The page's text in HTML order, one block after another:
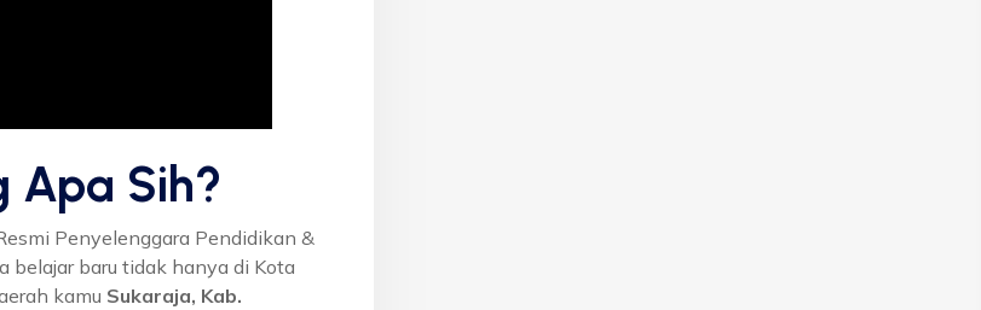
Apa Sih?
Penyelenggara Pendidikan &
belajar baru tidak hanya di Kota
kamu Sukaraja, Kab.